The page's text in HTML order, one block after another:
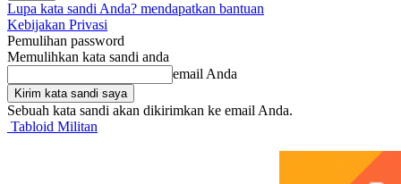
Lupa kata sandi Anda? mendapatkan bantuan
Kebijakan Privasi
Pemulihan password
Memulihkan kata sandi anda
email Anda
Sebuah kata sandi akan dikirimkan ke email Anda.
Tabloid Militan